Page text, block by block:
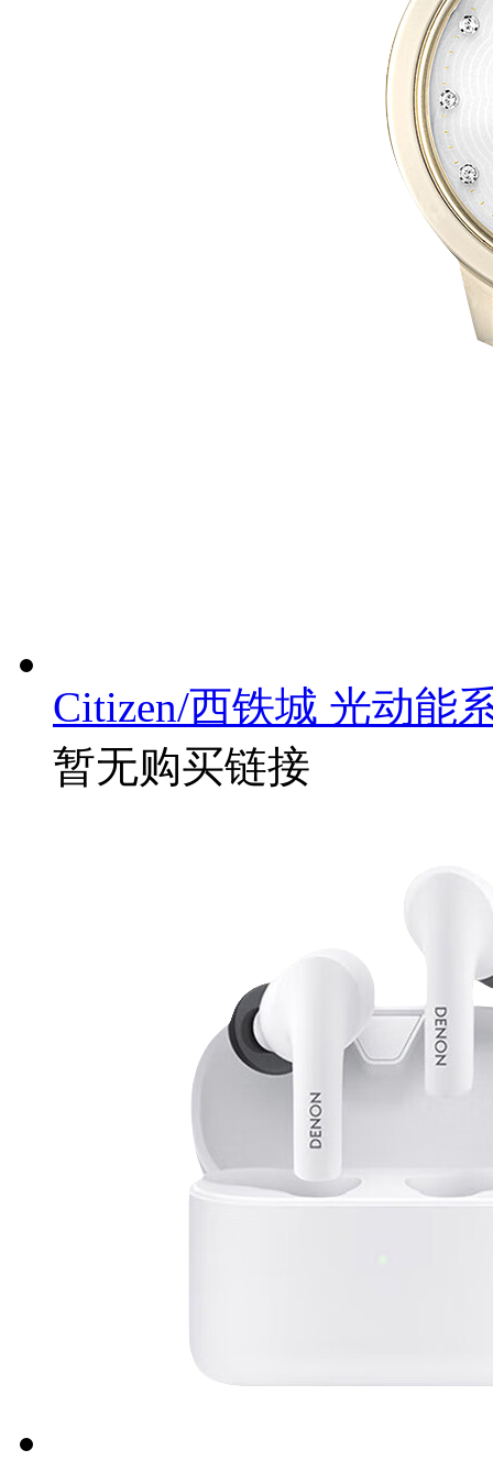
Citizen/西铁城 光动能
暂无购买链接